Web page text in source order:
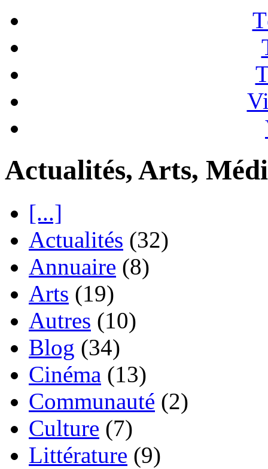
Actualités, Arts,
[...]
Actualités (32)
Annuaire (8)
Arts (19)
Autres (10)
Blog (34)
Cinéma (13)
Communauté (2)
Culture (7)
Littérature (9)